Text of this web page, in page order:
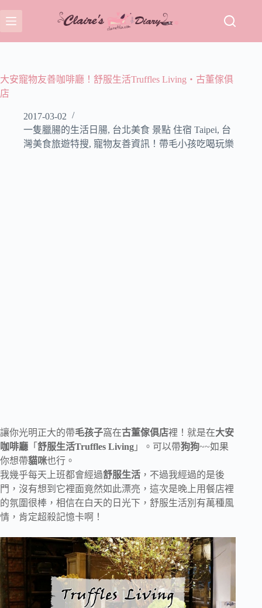
至
主
容
大安寵物友善咖啡廳！舒服生活Truffles Living‧古董傢俱
店
2017-03-02
一隻臘腸的生活日腸, 台北美食 景點 住宿 Taipei, 台
灣美食旅遊特搜, 寵物友善資訊！帶毛小孩吃喝玩樂
讓你光明正大的帶毛孩子窩在古董傢俱店裡！就是在大安
咖啡廳 「 舒服生活Truffles Living 」。可以帶狗狗~~如果
你想帶貓咪也行。
我幾乎每天上班都會經過舒服生活 ，不過我經過的是後
門，沒有想到它裡面竟然如此漂亮，這次是晚上用餐店裡
的氛圍很棒，相信在白天的日光下，舒服生活別有萬種風
情，肯定超殺記憶卡啊！